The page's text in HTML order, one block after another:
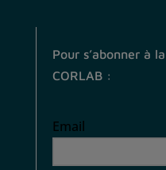
Pour s’abonner à
CORLAB :
Email